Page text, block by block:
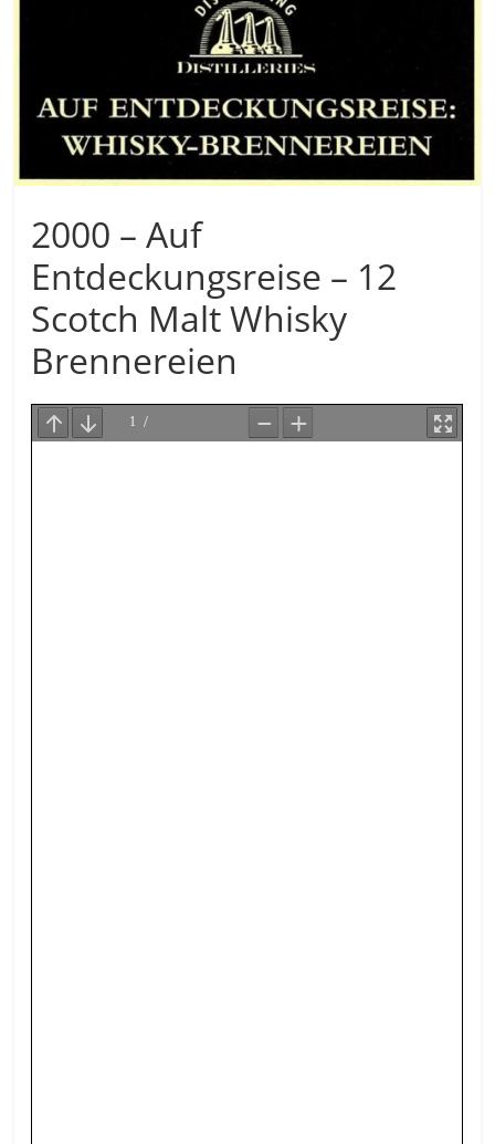
2000 – Auf
Entdeckungsreise – 12
Scotch Malt Whisky
Brennereien